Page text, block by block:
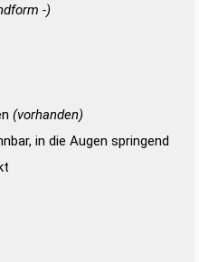
-)
(vorhanden)
in die Augen springend